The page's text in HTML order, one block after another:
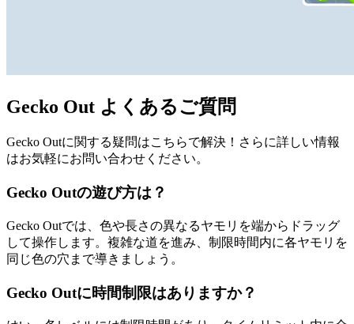
Gecko Out よくあるご質問
Gecko Outに関する疑問はこちらで解決！さらに詳しい情報
はお気軽にお問い合わせください。
Gecko Outの遊び方は？
Gecko Outでは、色や長さの異なるヤモリを端からドラッグ
して操作します。複雑な道を進み、制限時間内に各ヤモリを
同じ色の穴まで導きましょう。
Gecko Outに時間制限はありますか？